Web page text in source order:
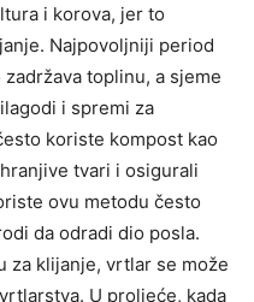
i korova, jer to
Najpovoljniji period
toplinu, a sjeme
i spremi za
koriste kompost kao
tvari i osigurali
ovu metodu često
da odradi dio posla.
za klijanje, vrtlar se može
U proljeće, kada